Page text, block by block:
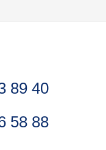
89 40
58 88